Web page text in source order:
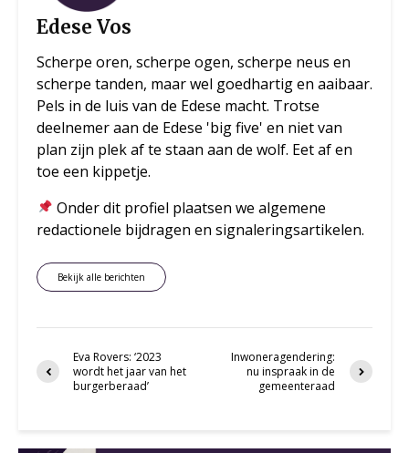
Edese Vos
Scherpe oren, scherpe ogen, scherpe neus en
scherpe tanden, maar wel goedhartig en aaibaar.
Pels in de luis van de Edese macht. Trotse
deelnemer aan de Edese 'big five' en niet van
plan zijn plek af te staan aan de wolf. Eet af en
toe een kippetje.
Onder dit profiel plaatsen we algemene
redactionele bijdragen en signaleringsartikelen.
Bekijk alle berichten
Eva Rovers: ‘2023
wordt het jaar van het
burgerberaad’
Inwoneragendering:
nu inspraak in de
gemeenteraad